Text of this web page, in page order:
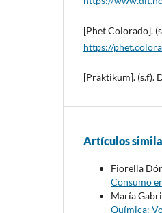
[Phet Colorado].
https://
[Praktikum]. (s.f).
Artículos
Fiorella
Consumo
María
Química: